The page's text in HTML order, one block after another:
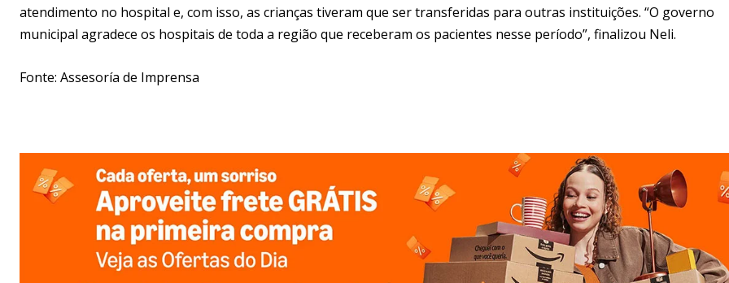
atendimento no hospital e, com isso, as crianças tiveram que ser transferidas para outras instituições. “O governo
municipal agradece os hospitais de toda a região que receberam os pacientes nesse período”, finalizou Neli.
Fonte: Assesoría de Imprensa